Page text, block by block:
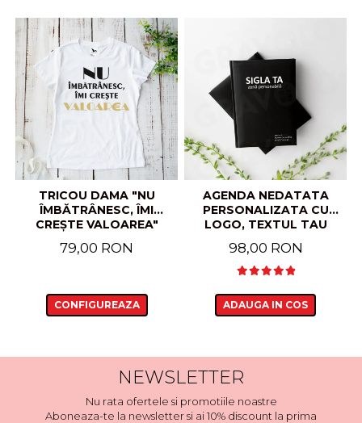
TRICOU DAMA "NU
ÎMBĂTRÂNESC, ÎMI
CREȘTE VALOAREA"
79,00 RON
CONFIGUREAZA
AGENDA NEDATATA
PERSONALIZATA CU
LOGO, TEXTUL TAU
98,00 RON
ADAUGA IN COS
NEWSLETTER
Nu rata ofertele si promotiile noastre
Aboneaza-te la newsletter si ai 10% discount la prima